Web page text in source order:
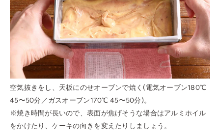
空気抜きをし、天板にのせオーブンで焼く(電気オーブン180℃
45〜50分／ガスオーブン170℃ 45〜50分)。
※焼き時間が長いので、表面が焦げそうな場合はアルミホイル
をかけたり、ケーキの向きを変えたりしましょう。